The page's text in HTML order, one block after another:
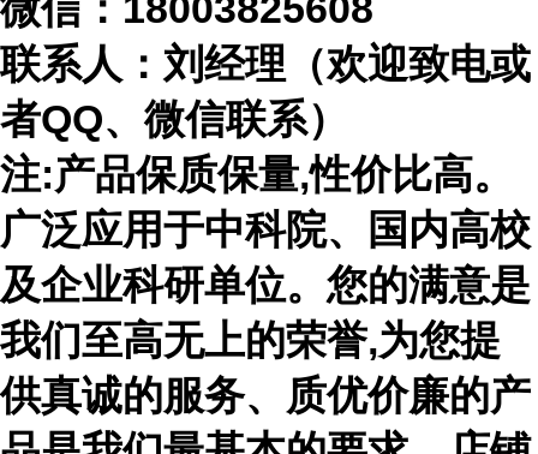
联系人：刘经理（欢迎致电或
者QQ、微信联系）
注:产品保质保量,性价比高。
广泛应用于中科院、国内高校
及企业科研单位。您的满意是
我们至高无上的荣誉,为您提
供真诚的服务、质优价廉的产